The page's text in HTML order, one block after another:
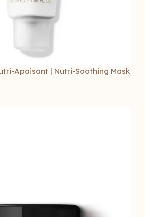
Apaisant | Nutri-Soothing Mask